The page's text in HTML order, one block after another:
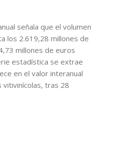
señala que el volumen
los 2.619,28 millones de
millones de euros
estadística se extrae
en el valor interanual
tras 28